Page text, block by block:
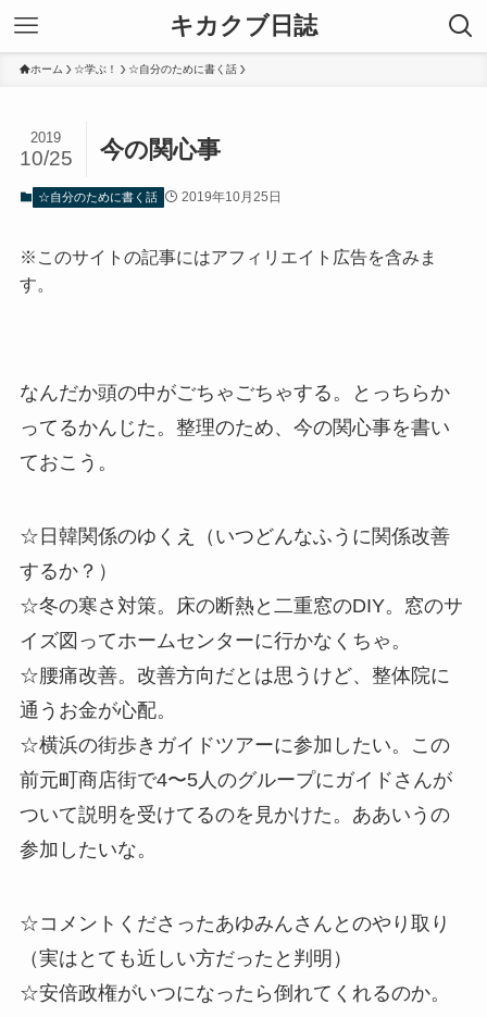
キカクブ日誌
ホーム ☆学ぶ！ ☆自分のために書く話
今の関心事
2019
10/25
☆自分のために書く話 2019年10月25日
※このサイトの記事にはアフィリエイト広告を含みま
す。
なんだか頭の中がごちゃごちゃする。とっちらか
ってるかんじた。整理のため、今の関心事を書い
ておこう。
☆日韓関係のゆくえ（いつどんなふうに関係改善
するか？）
☆冬の寒さ対策。床の断熱と二重窓のDIY。窓のサ
イズ図ってホームセンターに行かなくちゃ。
☆腰痛改善。改善方向だとは思うけど、整体院に
通うお金が心配。
☆横浜の街歩きガイドツアーに参加したい。この
前元町商店街で4〜5人のグループにガイドさんが
ついて説明を受けてるのを見かけた。ああいうの
参加したいな。
☆コメントくださったあゆみんさんとのやり取り
（実はとても近しい方だったと判明）
☆安倍政権がいつになったら倒れてくれるのか。